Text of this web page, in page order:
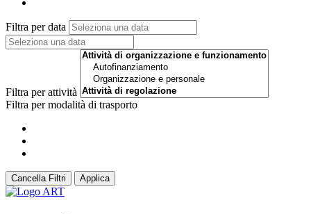
Filtra per data
Filtra per attività
Filtra per modalità di trasporto
Cancella Filtri Applica